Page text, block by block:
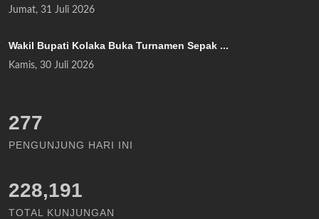
Jumat, 31 Juli 2026
Wakil Bupati Kolaka Buka Turnamen Sepak ...
Kamis, 30 Juli 2026
319
PENGUNJUNG HARI INI
228,191
TOTAL KUNJUNGAN